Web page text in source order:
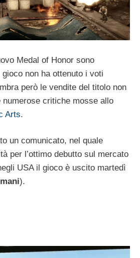
Medal of Honor sono
gioco non ha ottenuto i voti
però le vendite del titolo non
numerose critiche mosse allo
Arts.
un comunicato, nel quale
per l’ottimo debutto sul mercato
USA il gioco è uscito martedì
).